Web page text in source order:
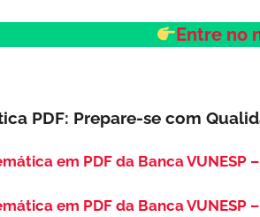
Entre no
PDF: Prepare-se com
em PDF da Banca VUNESP
em PDF da Banca VUNESP